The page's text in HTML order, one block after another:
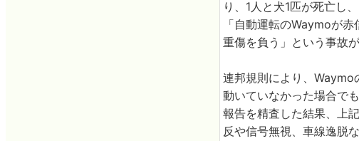
り、1人と犬1匹が死亡し
「自動運転のWaymoが
重傷を負う」という事故
連邦規則により、Waymo
動いていなかった場合で
報告を精査した結果、上
反や信号無視、車線逸脱